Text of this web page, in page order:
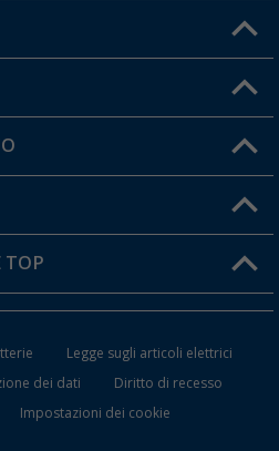
TOP
Legge sugli articoli elettrici
dei dati
Diritto di recesso
Impostazioni dei cookie